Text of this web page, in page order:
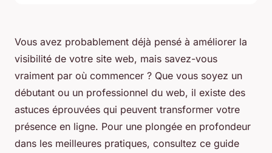
Vous avez probablement déjà pensé à améliorer la
visibilité de votre site web, mais savez-vous
vraiment par où commencer ? Que vous soyez un
débutant ou un professionnel du web, il existe des
astuces éprouvées qui peuvent transformer votre
présence en ligne. Pour une plongée en profondeur
dans les meilleures pratiques, consultez ce guide